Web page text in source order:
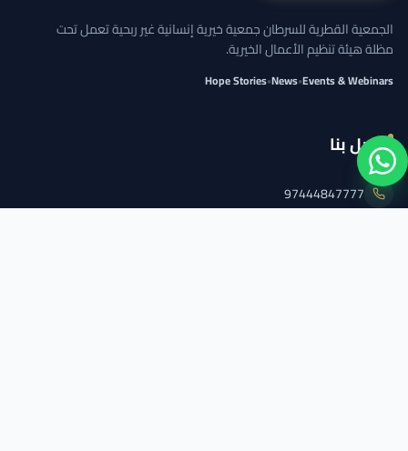
الجمعية القطرية للسرطان جمعية خيرية إنسانية غير ربحية تعمل تحت
مظلة هيئة تنظيم الأعمال الخيرية.
Events & Webinars
•
News
•
Hope Stories
اتصل بنا
97444847777